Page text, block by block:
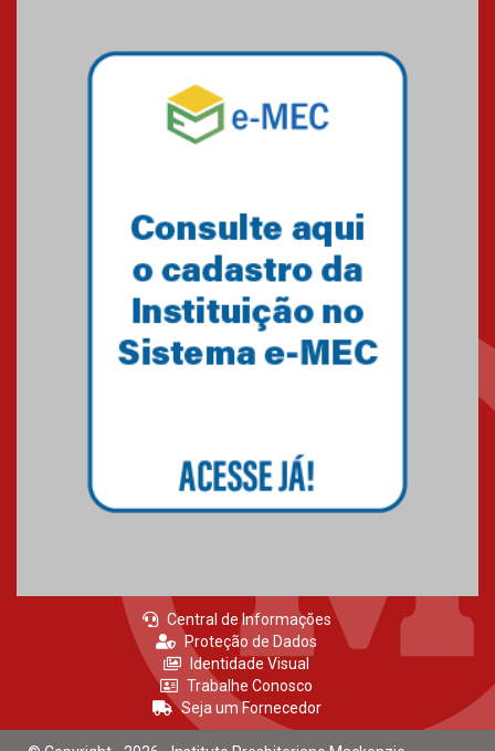
Central de Informações
Proteção de Dados
Identidade Visual
Trabalhe Conosco
Seja um Fornecedor